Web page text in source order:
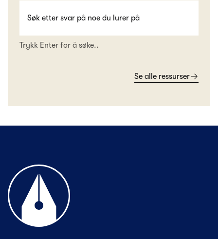
Trykk Enter for å søke..
Se alle ressurser
Til forsiden